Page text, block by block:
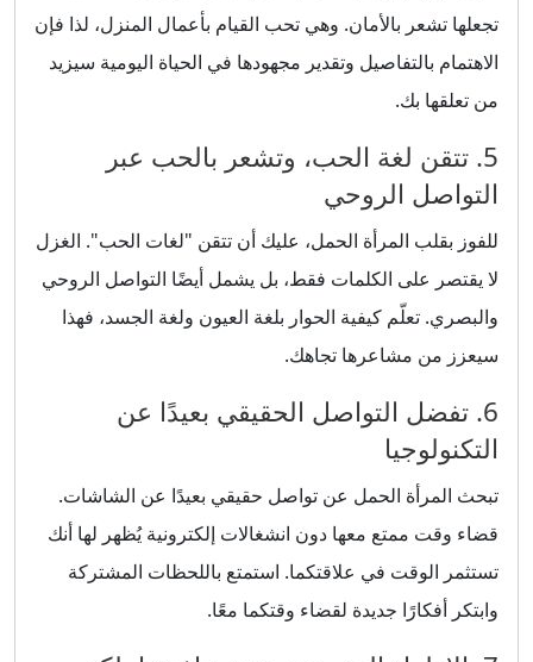
تجعلها تشعر بالأمان. وهي تحب القيام بأعمال المنزل، لذا فإن
الاهتمام بالتفاصيل وتقدير مجهودها في الحياة اليومية سيزيد
من تعلقها بك.
5. تتقن لغة الحب، وتشعر بالحب عبر
التواصل الروحي
للفوز بقلب المرأة الحمل، عليك أن تتقن "لغات الحب". الغزل
لا يقتصر على الكلمات فقط، بل يشمل أيضًا التواصل الروحي
والبصري. تعلّم كيفية الحوار بلغة العيون ولغة الجسد، فهذا
سيعزز من مشاعرها تجاهك.
6. تفضل التواصل الحقيقي بعيدًا عن
التكنولوجيا
تبحث المرأة الحمل عن تواصل حقيقي بعيدًا عن الشاشات.
قضاء وقت ممتع معها دون انشغالات إلكترونية يُظهر لها أنك
تستثمر الوقت في علاقتكما. استمتع باللحظات المشتركة
وابتكر أفكارًا جديدة لقضاء وقتكما معًا.